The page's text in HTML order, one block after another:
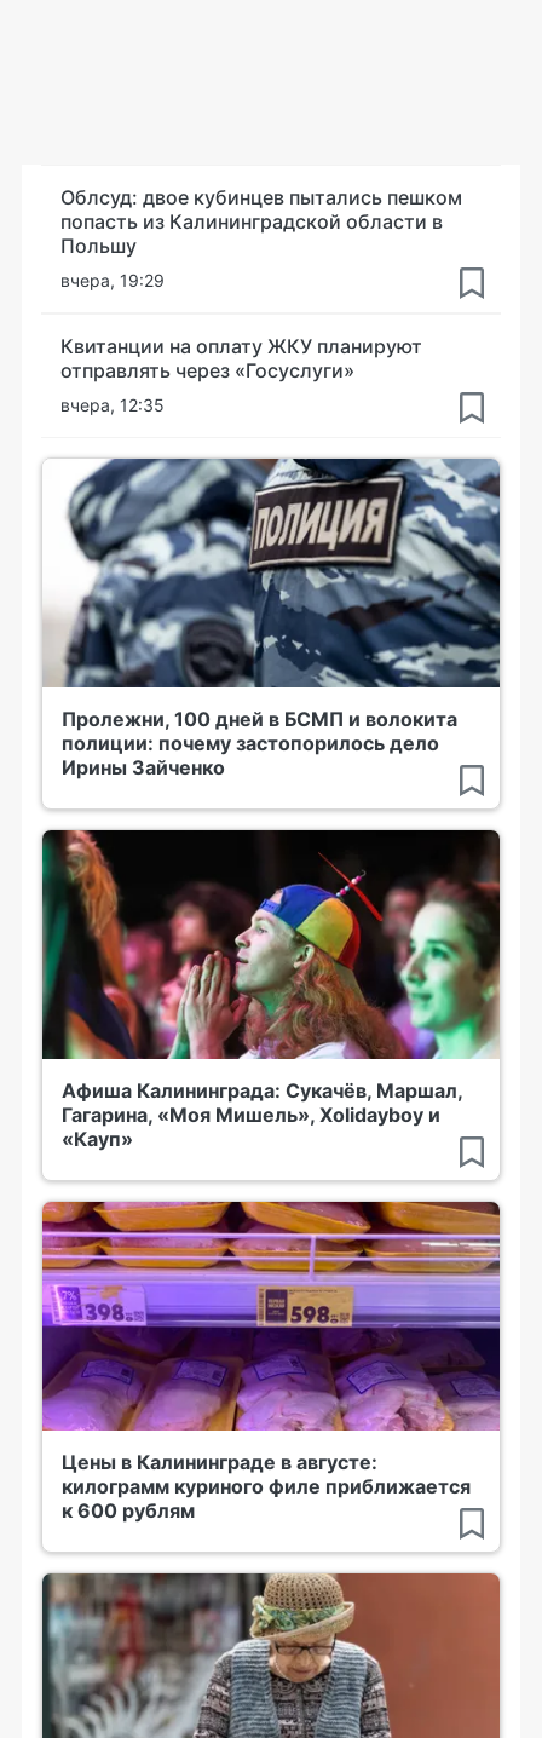
Облсуд: двое кубинцев пытались пешком
попасть из Калининградской области в
Польшу
вчера, 19:29
Квитанции на оплату ЖКУ планируют
отправлять через «Госуслуги»
вчера, 12:35
Пролежни, 100 дней в БСМП и волокита
полиции: почему застопорилось дело
Ирины Зайченко
Афиша Калининграда: Сукачёв, Маршал,
Гагарина, «Моя Мишель», Xolidayboy и
«Кауп»
Цены в Калининграде в августе:
килограмм куриного филе приближается
к 600 рублям